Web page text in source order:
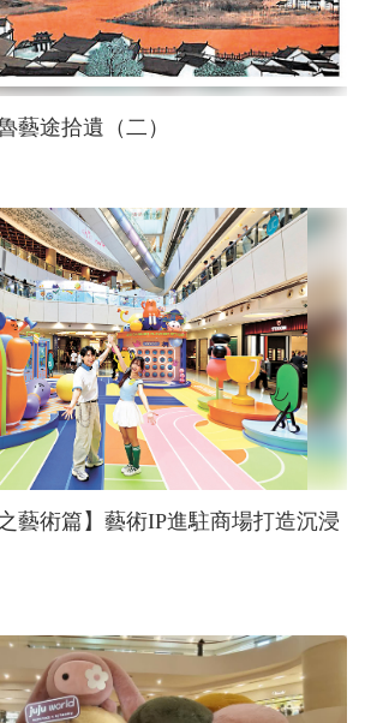
藝途拾遺（二）
藝術篇】藝術IP進駐商場打造沉浸